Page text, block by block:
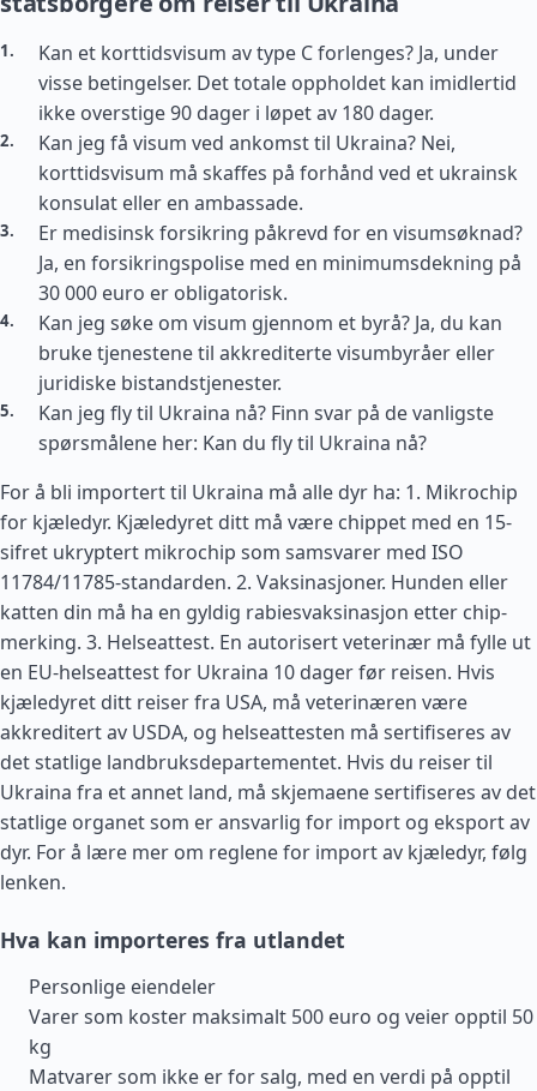
Kan et korttidsvisum av type C forlenges? Ja, under
visse betingelser. Det totale oppholdet kan imidlertid
ikke overstige 90 dager i løpet av 180 dager.
Kan jeg få visum ved ankomst til Ukraina? Nei,
korttidsvisum må skaffes på forhånd ved et ukrainsk
konsulat eller en ambassade.
Er medisinsk forsikring påkrevd for en visumsøknad?
Ja, en forsikringspolise med en minimumsdekning på
30 000 euro er obligatorisk.
Kan jeg søke om visum gjennom et byrå? Ja, du kan
bruke tjenestene til akkrediterte visumbyråer eller
juridiske bistandstjenester.
Kan jeg fly til Ukraina nå? Finn svar på de vanligste
spørsmålene her: Kan du fly til Ukraina nå?
For å bli importert til Ukraina må alle dyr ha: 1. Mikrochip
for kjæledyr. Kjæledyret ditt må være chippet med en 15-
sifret ukryptert mikrochip som samsvarer med ISO
11784/11785-standarden. 2. Vaksinasjoner. Hunden eller
katten din må ha en gyldig rabiesvaksinasjon etter chip-
merking. 3. Helseattest. En autorisert veterinær må fylle ut
en EU-helseattest for Ukraina 10 dager før reisen. Hvis
kjæledyret ditt reiser fra USA, må veterinæren være
akkreditert av USDA, og helseattesten må sertifiseres av
det statlige landbruksdepartementet. Hvis du reiser til
Ukraina fra et annet land, må skjemaene sertifiseres av det
statlige organet som er ansvarlig for import og eksport av
dyr. For å lære mer om reglene for import av kjæledyr, følg
lenken.
Hva kan importeres fra utlandet
Personlige eiendeler
Varer som koster maksimalt 500 euro og veier opptil 50
kg
Matvarer som ikke er for salg, med en verdi på opptil